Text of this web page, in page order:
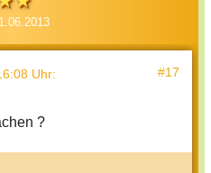
Uhr: #17
?